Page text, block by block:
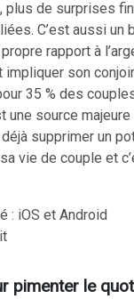
plus de surprises
C’est aussi un
rapport à
impliquer son
35 % des
une source
déjà supprimer un
vie de couple et
: iOS et Android
pimenter le